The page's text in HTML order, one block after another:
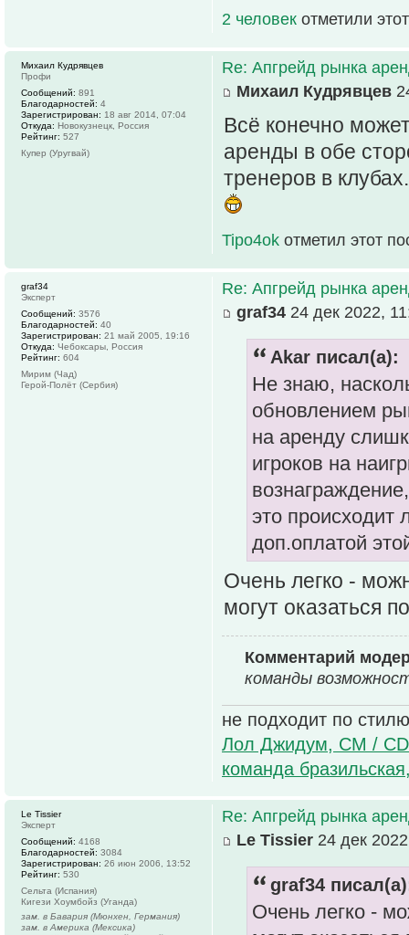
2 человек отметили
Re: Апгрейд рынка
Михаил Кудрявцев
Всё конечно
аренды в обе
тренеров в
Tipo4ok отметил этот
Михаил Кудрявцев
Профи
Сообщений: 891
Благодарностей: 4
Зарегистрирован: 18 авг 2014, 07:04
Откуда: Новокузнецк, Россия
Рейтинг: 527
Купер (Уругвай)
Re: Апгрейд рынка
graf34 24 дек 2022,
Akar писал(а):
Не знаю,
обновлением
на аренду
игроков на
это
доп.оплатой
Очень легко -
могут оказаться
Комментарий
команды
не подходит по
Лол Джидум, CM /
команда
graf34
Эксперт
Сообщений: 3576
Благодарностей: 40
Зарегистрирован: 21 май 2005, 19:16
Откуда: Чебоксары, Россия
Рейтинг: 604
Мирим (Чад)
Герой-Полёт (Сербия)
Re: Апгрейд рынка
Le Tissier 24 дек
graf34
Очень легко -
Le Tissier
Эксперт
Сообщений: 4168
Благодарностей: 3084
Зарегистрирован: 26 июн 2006, 13:52
Рейтинг: 530
Сельта (Испания)
Кигези Хоумбойз (Уганда)
зам. в Бавария (Мюнхен, Германия)
зам. в Америка (Мексика)